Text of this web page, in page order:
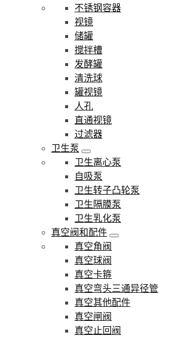
不锈钢容器
视镜
储罐
搅拌槽
发酵罐
清洗球
罐视镜
人孔
直通视镜
过滤器
卫生泵
卫生离心泵
自吸泵
卫生转子凸轮泵
卫生隔膜泵
卫生乳化泵
真空阀和配件
真空角阀
真空球阀
真空卡箍
真空弯头三通异径管
真空其他配件
真空闸阀
真空止回阀